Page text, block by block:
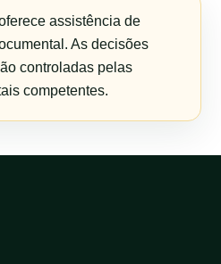
assistência de
As decisões
controladas pelas
competentes.